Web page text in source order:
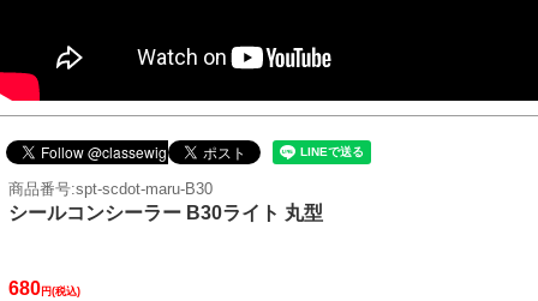
商品番号:spt-scdot-maru-B30
シールコンシーラー B30ライト 丸型
680円(税込)